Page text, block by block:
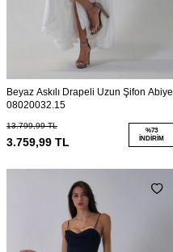
Beyaz Askılı Drapeli Uzun Şifon Abiye
08020032.15
13.799,99TL
3.759,99 TL
%73
İNDIRIM